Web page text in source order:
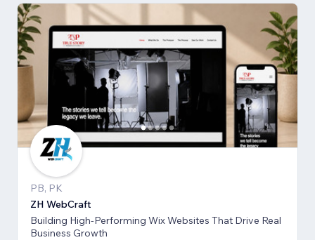
PB, PK
ZH WebCraft
Building High-Performing Wix Websites That Drive Real
Business Growth